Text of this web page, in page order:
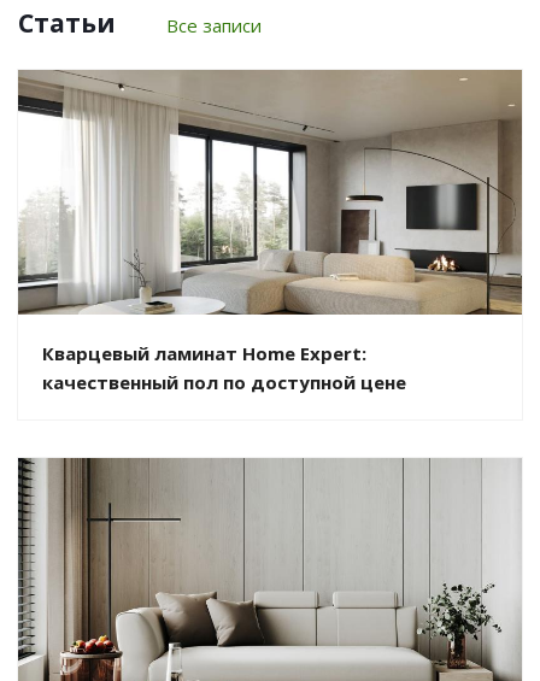
Статьи Все записи
Кварцевый ламинат Home Expert:
качественный пол по доступной цене